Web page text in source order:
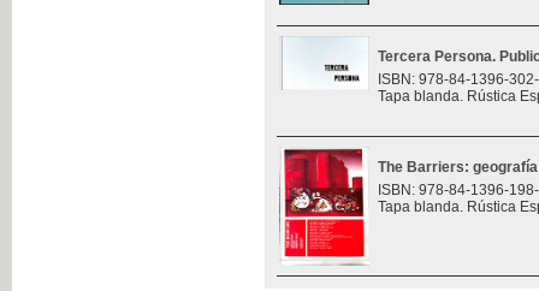
Tercera Persona.
ISBN: 978-84-1396-
Tapa blanda. Rústica
The Barriers:
ISBN: 978-84-1396-
Tapa blanda. Rústica